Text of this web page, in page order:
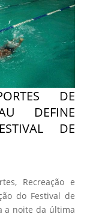
DE
DEFINE
DE
Recreação e
do Festival de
a noite da última